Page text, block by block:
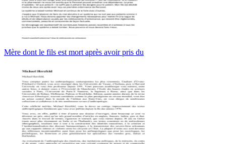
Mère dont le fils est mort après avoir pris du